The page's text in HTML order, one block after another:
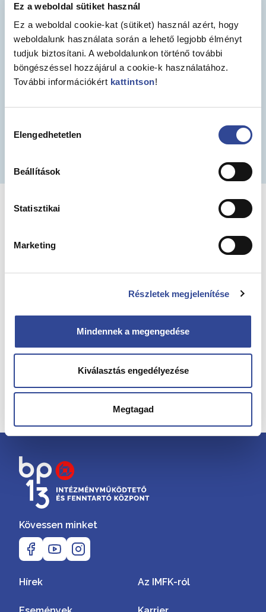
Ez a weboldal sütiket használ
Ez a weboldal cookie-kat (sütiket) használ azért, hogy
weboldalunk használata során a lehető legjobb élményt
tudjuk biztosítani. A weboldalunkon történő további
böngészéssel hozzájárul a cookie-k használatához.
További információkért kattintson!
kiválasztása
Elengedhetetlen
Beállítások
Statisztikai
Marketing
Részletek megjelenítése
Mindennek a megengedése
Kiválasztás engedélyezése
Megtagad
Írjon nekünk!
tájékoztatást szeretne kérni írjon nekünk.
Kérdésem van
Önkormányzata
Kövessen minket
Hírek Az IMFK-ról